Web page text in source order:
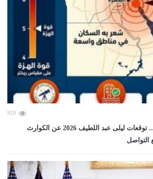
920
بعد زلزال مصر اليوم.. توقعات ليلى عبد اللطيف 2026 عن الكوارث
التواصل